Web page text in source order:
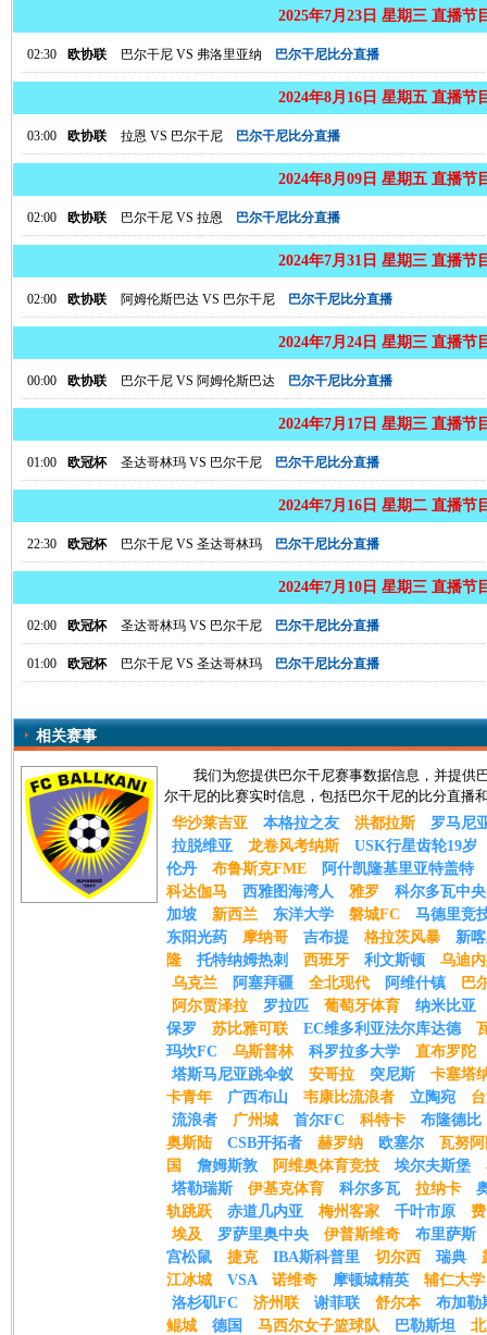
2025年7月23日 星期三 直播节
02:30 欧协联 巴尔干尼 VS 弗洛里亚纳 巴尔干尼比分直播
2024年8月16日 星期五 直播节
03:00 欧协联 拉恩 VS 巴尔干尼 巴尔干尼比分直播
2024年8月09日 星期五 直播节
02:00 欧协联 巴尔干尼 VS 拉恩 巴尔干尼比分直播
2024年7月31日 星期三 直播节
02:00 欧协联 阿姆伦斯巴达 VS 巴尔干尼 巴尔干尼比分直播
2024年7月24日 星期三 直播节
00:00 欧协联 巴尔干尼 VS 阿姆伦斯巴达 巴尔干尼比分直播
2024年7月17日 星期三 直播节
01:00 欧冠杯 圣达哥林玛 VS 巴尔干尼 巴尔干尼比分直播
2024年7月16日 星期二 直播节
22:30 欧冠杯 巴尔干尼 VS 圣达哥林玛 巴尔干尼比分直播
2024年7月10日 星期三 直播节
02:00 欧冠杯 圣达哥林玛 VS 巴尔干尼 巴尔干尼比分直播
01:00 欧冠杯 巴尔干尼 VS 圣达哥林玛 巴尔干尼比分直播
相关赛事
我们为您提供巴尔干尼赛事数据信息，并提供
尔干尼的比赛实时信息，包括巴尔干尼的比分直播
华沙莱吉亚
本格拉之友 洪都拉斯
罗马尼
拉脱维亚
龙卷风考纳斯
USK行星齿轮19岁
伦丹
布鲁斯克FME
阿什凯隆基里亚特盖特
科达伽马
西雅图海湾人 雅罗
科尔多瓦中央
加坡
新西兰 东洋大学 磐城FC
马德里竞
东阳光药
摩纳哥 吉布提 格拉茨风暴
新
隆
托特纳姆热刺 西班牙 利文斯顿
乌迪
乌克兰
阿塞拜疆 全北现代 阿维什镇
巴
阿尔贾泽拉
罗拉匹 葡萄牙体育
纳米比亚
保罗
苏比雅可联 EC维多利亚法尔库达德
玛坎FC
乌斯普林 科罗拉多大学
直布罗陀
塔斯马尼亚跳伞蚁
安哥拉 突尼斯
卡塞塔
卡青年
广西布山 韦康比流浪者 立陶宛
流浪者
广州城 首尔FC 科特卡
布隆德比
奥斯陆
CSB开拓者 赫罗纳 欧塞尔
瓦努
国
詹姆斯敦 阿维奥体育竞技 埃尔夫斯堡
塔勒瑞斯
伊基克体育 科尔多瓦 拉纳卡
轨跳跃
赤道几内亚 梅州客家 千叶市原
埃及
罗萨里奥中央 伊普斯维奇
布里萨斯
宫松鼠
捷克 IBA斯科普里 切尔西 瑞典
江冰城
VSA 诺维奇 摩顿城精英
辅仁大学
洛杉矶FC
济州联 谢菲联 舒尔本
布加勒
鲲城
德国 马西尔女子篮球队 巴勒斯坦